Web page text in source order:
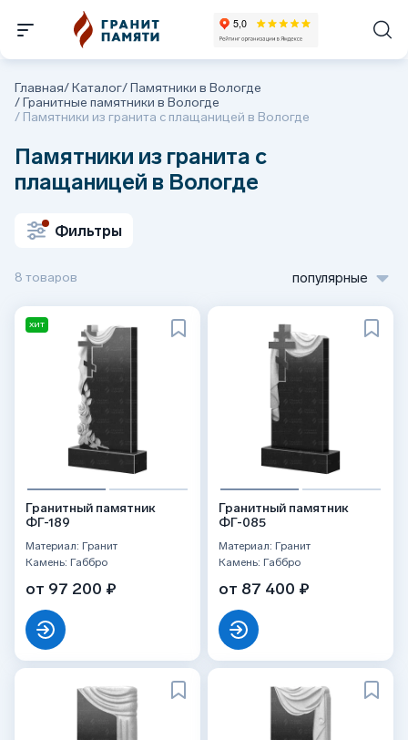
Главная/Каталог/Памятники в Вологде
/Гранитные памятники в Вологде
/ Памятники из гранита с плащаницей в Вологде
Памятники из гранита с
плащаницей в Вологде
Фильтры
8 товаров популярные
ХИТ
Гранитный памятник
ФГ-189
Материал: Гранит
Камень: Габбро
от 97 200 ₽
Гранитный памятник
ФГ-085
Материал: Гранит
Камень: Габбро
от 87 400 ₽